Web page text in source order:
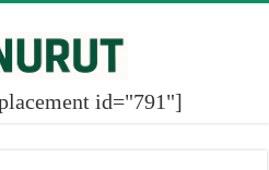
id="791"]